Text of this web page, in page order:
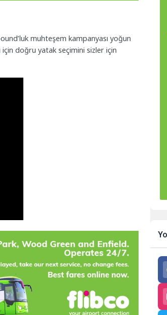
muhteşem kampanyası yoğun
doğru yatak seçimini sizler için